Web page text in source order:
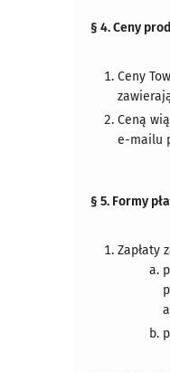
§ 4. Ceny
Ceny
Ceną
e-mailu
§ 5. Formy
Zapłaty